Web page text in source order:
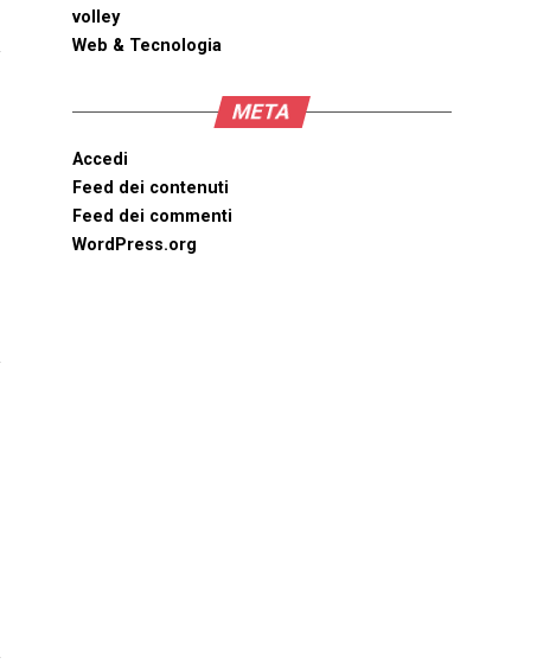
volley
Web & Tecnologia
META
Accedi
Feed dei contenuti
Feed dei commenti
WordPress.org